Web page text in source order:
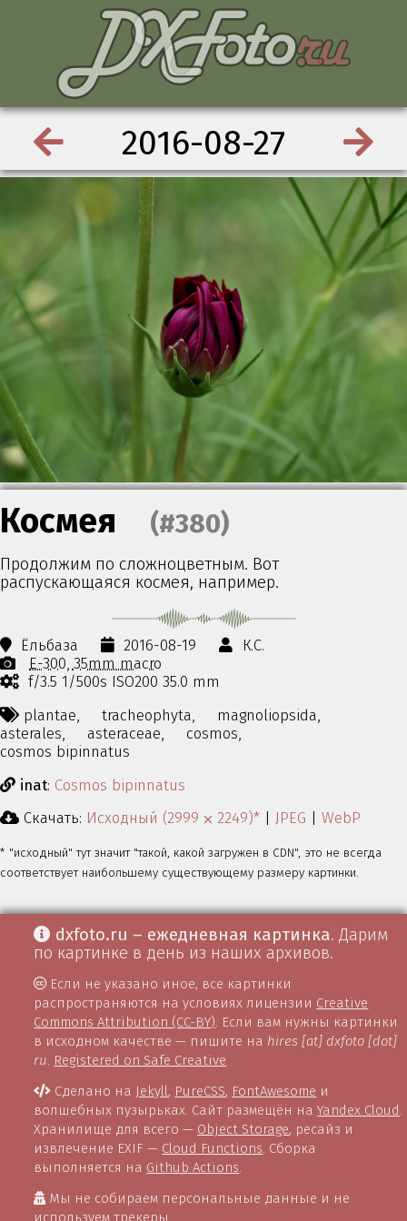
2016-08-27
Космея (#380)
Продолжим по сложноцветным. Вот
распускающаяся космея, например.
Ёльбаза 2016-08-19
К.С.
E-300 35mm macro
f/3.5 1/500s ISO200 35.0 mm
plantae,
tracheophyta,
magnoliopsida,
asterales,
asteraceae,
cosmos,
cosmos bipinnatus
inat: Cosmos bipinnatus
Скачать: Исходный (2999 ⨉ 2249)* JPEG WebP
* "исходный" тут значит "такой, какой загружен в CDN", это не всегда
соответствует наибольшему существующему размеру картинки.
dxfoto.ru – ежедневная картинка. Дарим
по картинке в день из наших архивов.
Если не указано иное, все картинки
распространяются на условиях лицензии Creative
Commons Attribution (CC-BY). Если вам нужны картинки
в исходном качестве — пишите на hires [at] dxfoto [dot]
ru. Registered on Safe Creative
Сделано на Jekyll, PureCSS, FontAwesome и
волшебных пузырьках. Сайт размещён наYandex Cloud.
Хранилище для всего — Object Storage, ресайз и
извлечение EXIF — Cloud Functions. Сборка
выполняется на Github Actions.
Мы не собираем персональные данные и не
используем трекеры.